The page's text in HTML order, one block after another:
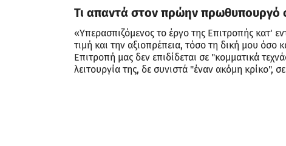
Τι απαντά στον πρώην πρωθυπουργό
«Υπερασπιζόμενος το έργο της Επιτροπής κατ'
τιμή και την αξιοπρέπεια, τόσο τη δική μου
Επιτροπή μας δεν επιδίδεται σε "κομματικά
λειτουργία της, δε συνιστά "έναν ακόμη κρίκο",